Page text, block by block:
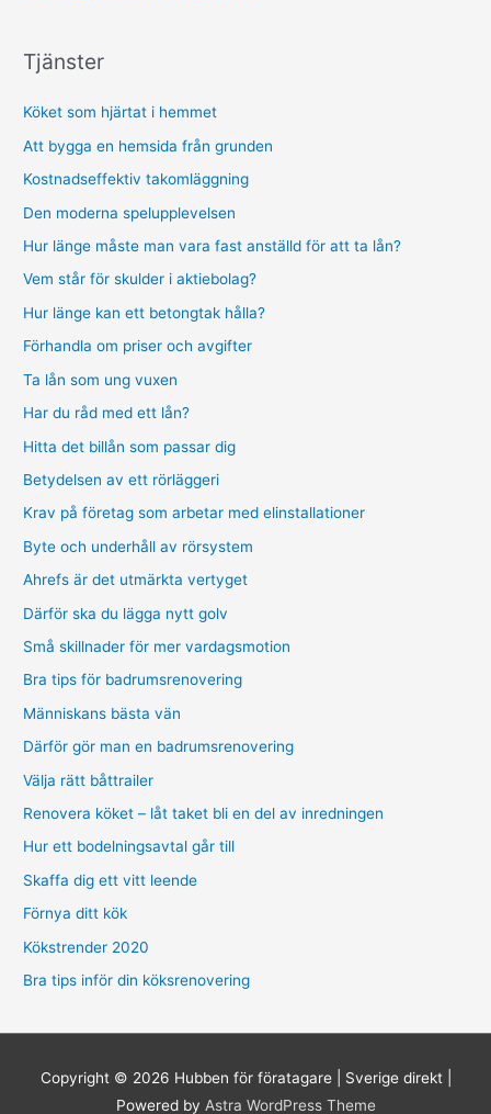
Tjänster
Köket som hjärtat i hemmet
Att bygga en hemsida från grunden
Kostnadseffektiv takomläggning
Den moderna spelupplevelsen
Hur länge måste man vara fast anställd för att ta lån?
Vem står för skulder i aktiebolag?
Hur länge kan ett betongtak hålla?
Förhandla om priser och avgifter
Ta lån som ung vuxen
Har du råd med ett lån?
Hitta det billån som passar dig
Betydelsen av ett rörläggeri
Krav på företag som arbetar med elinstallationer
Byte och underhåll av rörsystem
Ahrefs är det utmärkta vertyget
Därför ska du lägga nytt golv
Små skillnader för mer vardagsmotion
Bra tips för badrumsrenovering
Människans bästa vän
Därför gör man en badrumsrenovering
Välja rätt båttrailer
Renovera köket – låt taket bli en del av inredningen
Hur ett bodelningsavtal går till
Skaffa dig ett vitt leende
Förnya ditt kök
Kökstrender 2020
Bra tips inför din köksrenovering
Copyright © 2026 Hubben för föratagare | Sverige direkt|
Powered by Astra WordPress Theme